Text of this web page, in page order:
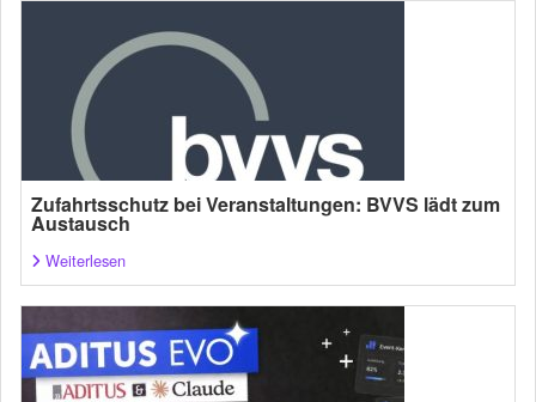
Zufahrtsschutz bei Veranstaltungen: BVVS lädt zum
Austausch
Weiterlesen